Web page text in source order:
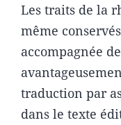
Les traits de la
même
accompagnée
traduction par
dans le texte